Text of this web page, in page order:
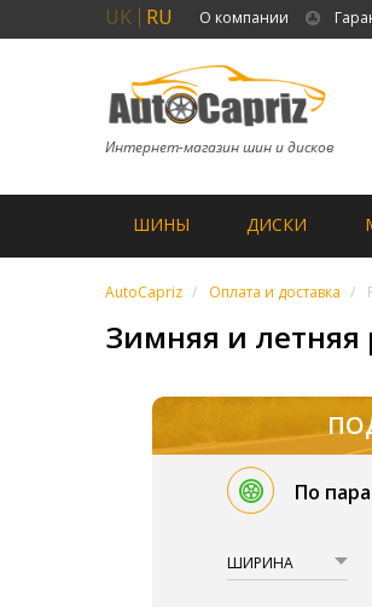
UK RU О компании
Интернет-магазин шин и дисков
ШИНЫ ДИСКИ
AutoCapriz Оплата и доставка
Зимняя и летняя
По
ШИРИНА